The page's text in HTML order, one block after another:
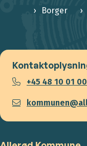
Borger
+45 48 10 01 00